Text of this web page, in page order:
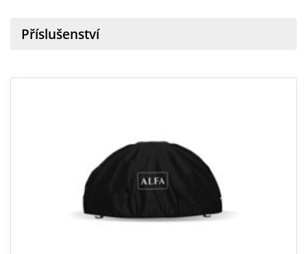
Příslušenství